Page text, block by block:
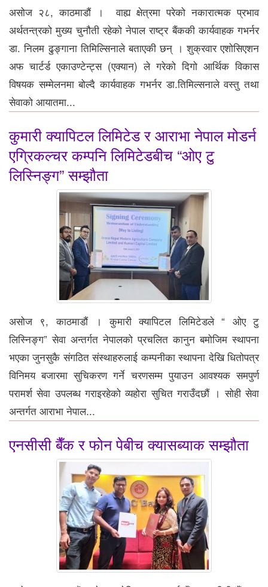
असोज २८, काठमाडौं । वाह्य क्षेत्रमा परेको नकारात्मक प्रभाव
अर्थतन्त्रको मुख्य चुनौती रहेको नेपाल राष्ट्र बैंककी कार्यवाहक गभर्नर
डा. निलम ढुङ्गाना तिमिल्सिनाले बताएकी छन् । शुक्रवार एशोसिएशन
अफ चार्टर्ड एकाउण्टेन्ट्स (एक्यान) ले गरेको दिगो आर्थिक विकास
विषयक सम्मेलनमा बोल्दै कार्यवाहक गभर्नर डा.तिमिल्सनाले वस्तु तथा
सेवाको आयातमा...
कुमारी क्यापिटल लिमिटेड र आराभा नेपाल मोडर्न
एग्रिकल्चर कम्पनि लिमिटेडबीच “ओए टु
लिस्निङ्ग” सम्झौता
असोज ९, काठमाडौं । कुमारी क्यापिटल लिमिटेडले “ ओए टु
लिस्निङ्ग” सेवा अन्तर्गत नेपालको प्रचलित कानुन बमोजिम स्थापना
भएका जुनसुकै संगठित संस्थाहरुलाई कम्पनीका स्थापना देखि धितोपत्र
विनिमय बजारमा सुचिकरण गर्ने चरणसम्म पुयाउन आवश्यक समपुर्ण
परामर्श सेवा उपलब्ध गराइरहेको व्यहोरा सुचित गराउँदछौं । सोही सेवा
अन्तर्गत आराभा नेपाल...
एनसीसी बैँक र फोन पेबीच क्यासब्याक सम्झौता